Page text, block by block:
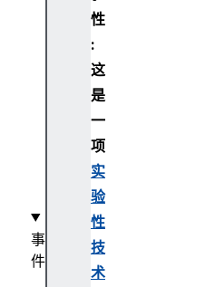
性
:
这
是
一
项
实
验
性
技
术
事
件